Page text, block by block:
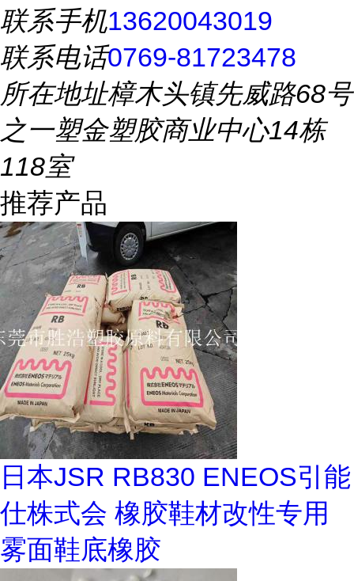
联系手机13620043019
联系电话0769-81723478
所在地址樟木头镇先威路68号
之一塑金塑胶商业中心14栋
118室
推荐产品
日本JSR RB830 ENEOS引能
仕株式会 橡胶鞋材改性专用
雾面鞋底橡胶